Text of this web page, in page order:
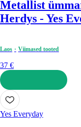
Metallist
Herdys - Yes
Laos Viimased tooted
37 €
LISA OSTUKORVI
Yes Everyday